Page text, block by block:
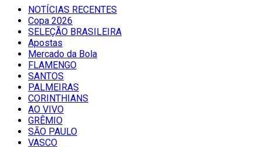
NOTÍCIAS RECENTES
Copa 2026
SELEÇÃO BRASILEIRA
Apostas
Mercado da Bola
FLAMENGO
SANTOS
PALMEIRAS
CORINTHIANS
AO VIVO
GRÊMIO
SĀO PAULO
VASCO